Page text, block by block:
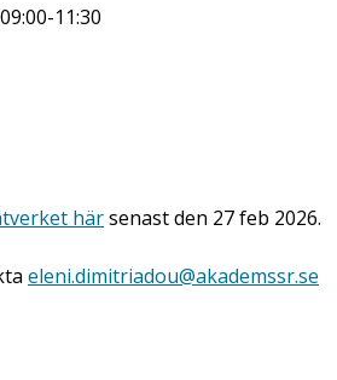
11:30
härsenast den 27 feb 2026.
eleni.dimitriadou@akademssr.se